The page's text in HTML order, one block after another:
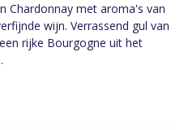
Chardonnay met aroma's van
wijn. Verrassend gul van
rijke Bourgogne uit het